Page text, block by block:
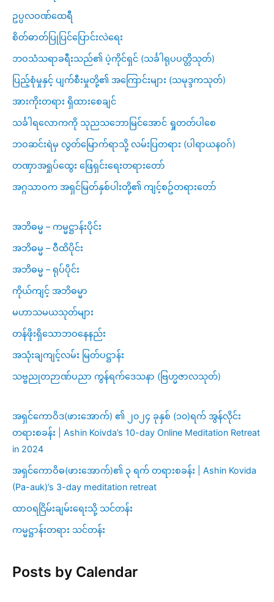
ဥပ္ပလဝဏ်ထေရီ
စိတ်ဓာတ်ပြုပြင်ပြောင်းလဲရေး
ဘဝသံသရာခရီးသည်၏ ပဲ့ကိုင်ရှင် (သင်္ခါရုပပတ္တိသုတ်)
ပြည့်စုံမှုနှင့် ပျက်စီးမှုတို့၏ အကြောင်းများ (သမုဒ္ဒကသုတ်)
အားကိုးတရား ရှိထားစေချင်
သင်္ခါရလောကကို သုညသဘောမြင်အောင် ရှုတတ်ပါစေ
ဘဝဆင်းရဲမှ လွတ်မြောက်ရာသို့ လမ်းပြတရား (ပါရာယနဝဂ်)
တဏှာအရှုပ်ထွေး ဖြေရှင်းရေးတရားတော်
အဂ္ဂသာဝက အရှင်မြတ်နှစ်ပါးတို့၏ ကျင့်စဥ်တရားတော်
အဘိဓမ္မ – ကမ္မဋ္ဌာန်းပိုင်း
အဘိဓမ္မ – ဝီထိပိုင်း
အဘိဓမ္မ – ရုပ်ပိုင်း
ကိုယ်ကျင့် အဘိဓမ္မာ
မဟာသမယသုတ်များ
တန်ဖိုးရှိသောဘဝနေနည်း
အသုံးချကျင့်လမ်း မြတ်ပဋ္ဌာန်း
သဗ္ဗညုတဉာဏ်ပညာ ကွန်ရက်ဒေသနာ (ဗြဟ္မဇာလသုတ်)
အရှင်ကောဝိဒ(ဖားအောက်) ၏ ၂၀၂၄ ခုနှစ် (၁၀)ရက် အွန်လိုင်း
တရားစခန်း | Ashin Koivda’s 10-day Online Meditation Retreat
in 2024
အရှင်ကောဝိဓ(ဖားအောက်)၏ ၃ ရက် တရားစခန်း | Ashin Kovida
(Pa-auk)’s 3-day meditation retreat
ထာဝရငြိမ်းချမ်းရေးသို့ သင်တန်း
ကမ္မဋ္ဌာန်းတရား သင်တန်း
Posts by Calendar